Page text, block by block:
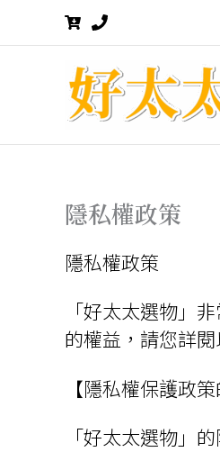
要
隱私權政策
隱私權政策
「好太太選物」
的權益，請您詳閱
【隱私權保護政
「好太太選物」